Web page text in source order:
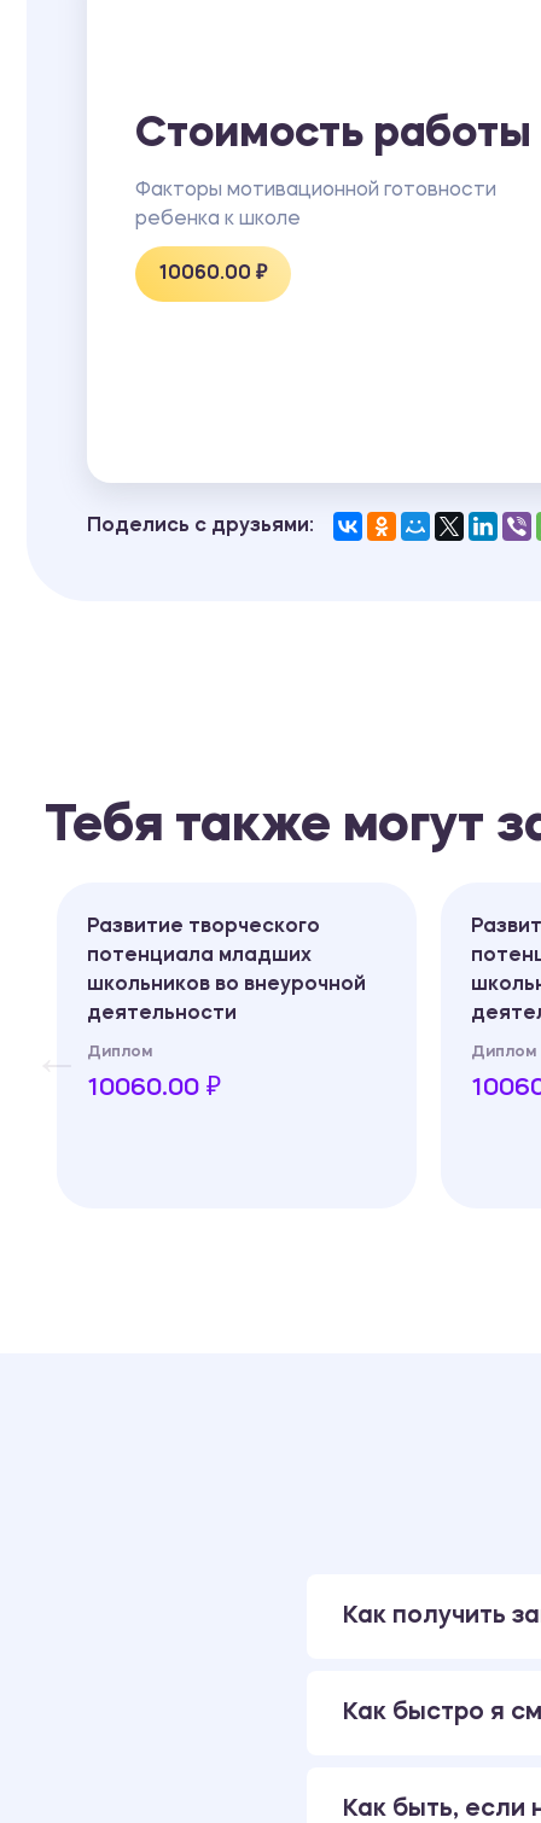
Стоимость работы
Факторы мотивационной готовности
ребенка к школе
10060.00 ₽
Поделись с друзьями:
Тебя также могут
Развитие творческого
потенциала младших
школьников во внеурочной
деятельности
Диплом
10060.00 ₽
Диплом
Как получить
Как быстро я
Как быть, если